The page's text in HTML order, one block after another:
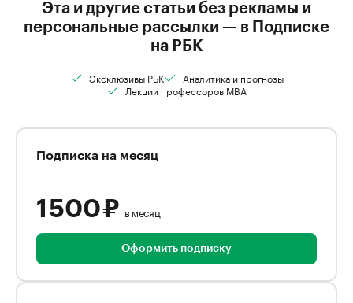
Эта и другие статьи без рекламы и
персональные рассылки — в Подписке
на РБК
Эксклюзивы РБК
Аналитика и прогнозы
Лекции профессоров MBA
Подписка на месяц
1 500 ₽ в месяц
Оформить подписку